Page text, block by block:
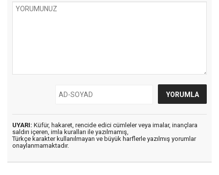
UYARI: Küfür, hakaret, rencide edici cümleler veya imalar, inançlara
saldırı içeren, imla kuralları ile yazılmamış,
Türkçe karakter kullanılmayan ve büyük harflerle yazılmış yorumlar
onaylanmamaktadır.